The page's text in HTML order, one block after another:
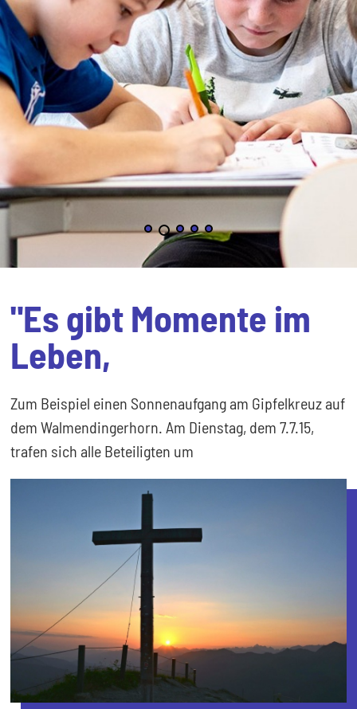
"Es gibt Momente im
Leben,
Zum Beispiel einen Sonnenaufgang am Gipfelkreuz auf
dem Walmendingerhorn. Am Dienstag, dem 7.7.15,
trafen sich alle Beteiligten um